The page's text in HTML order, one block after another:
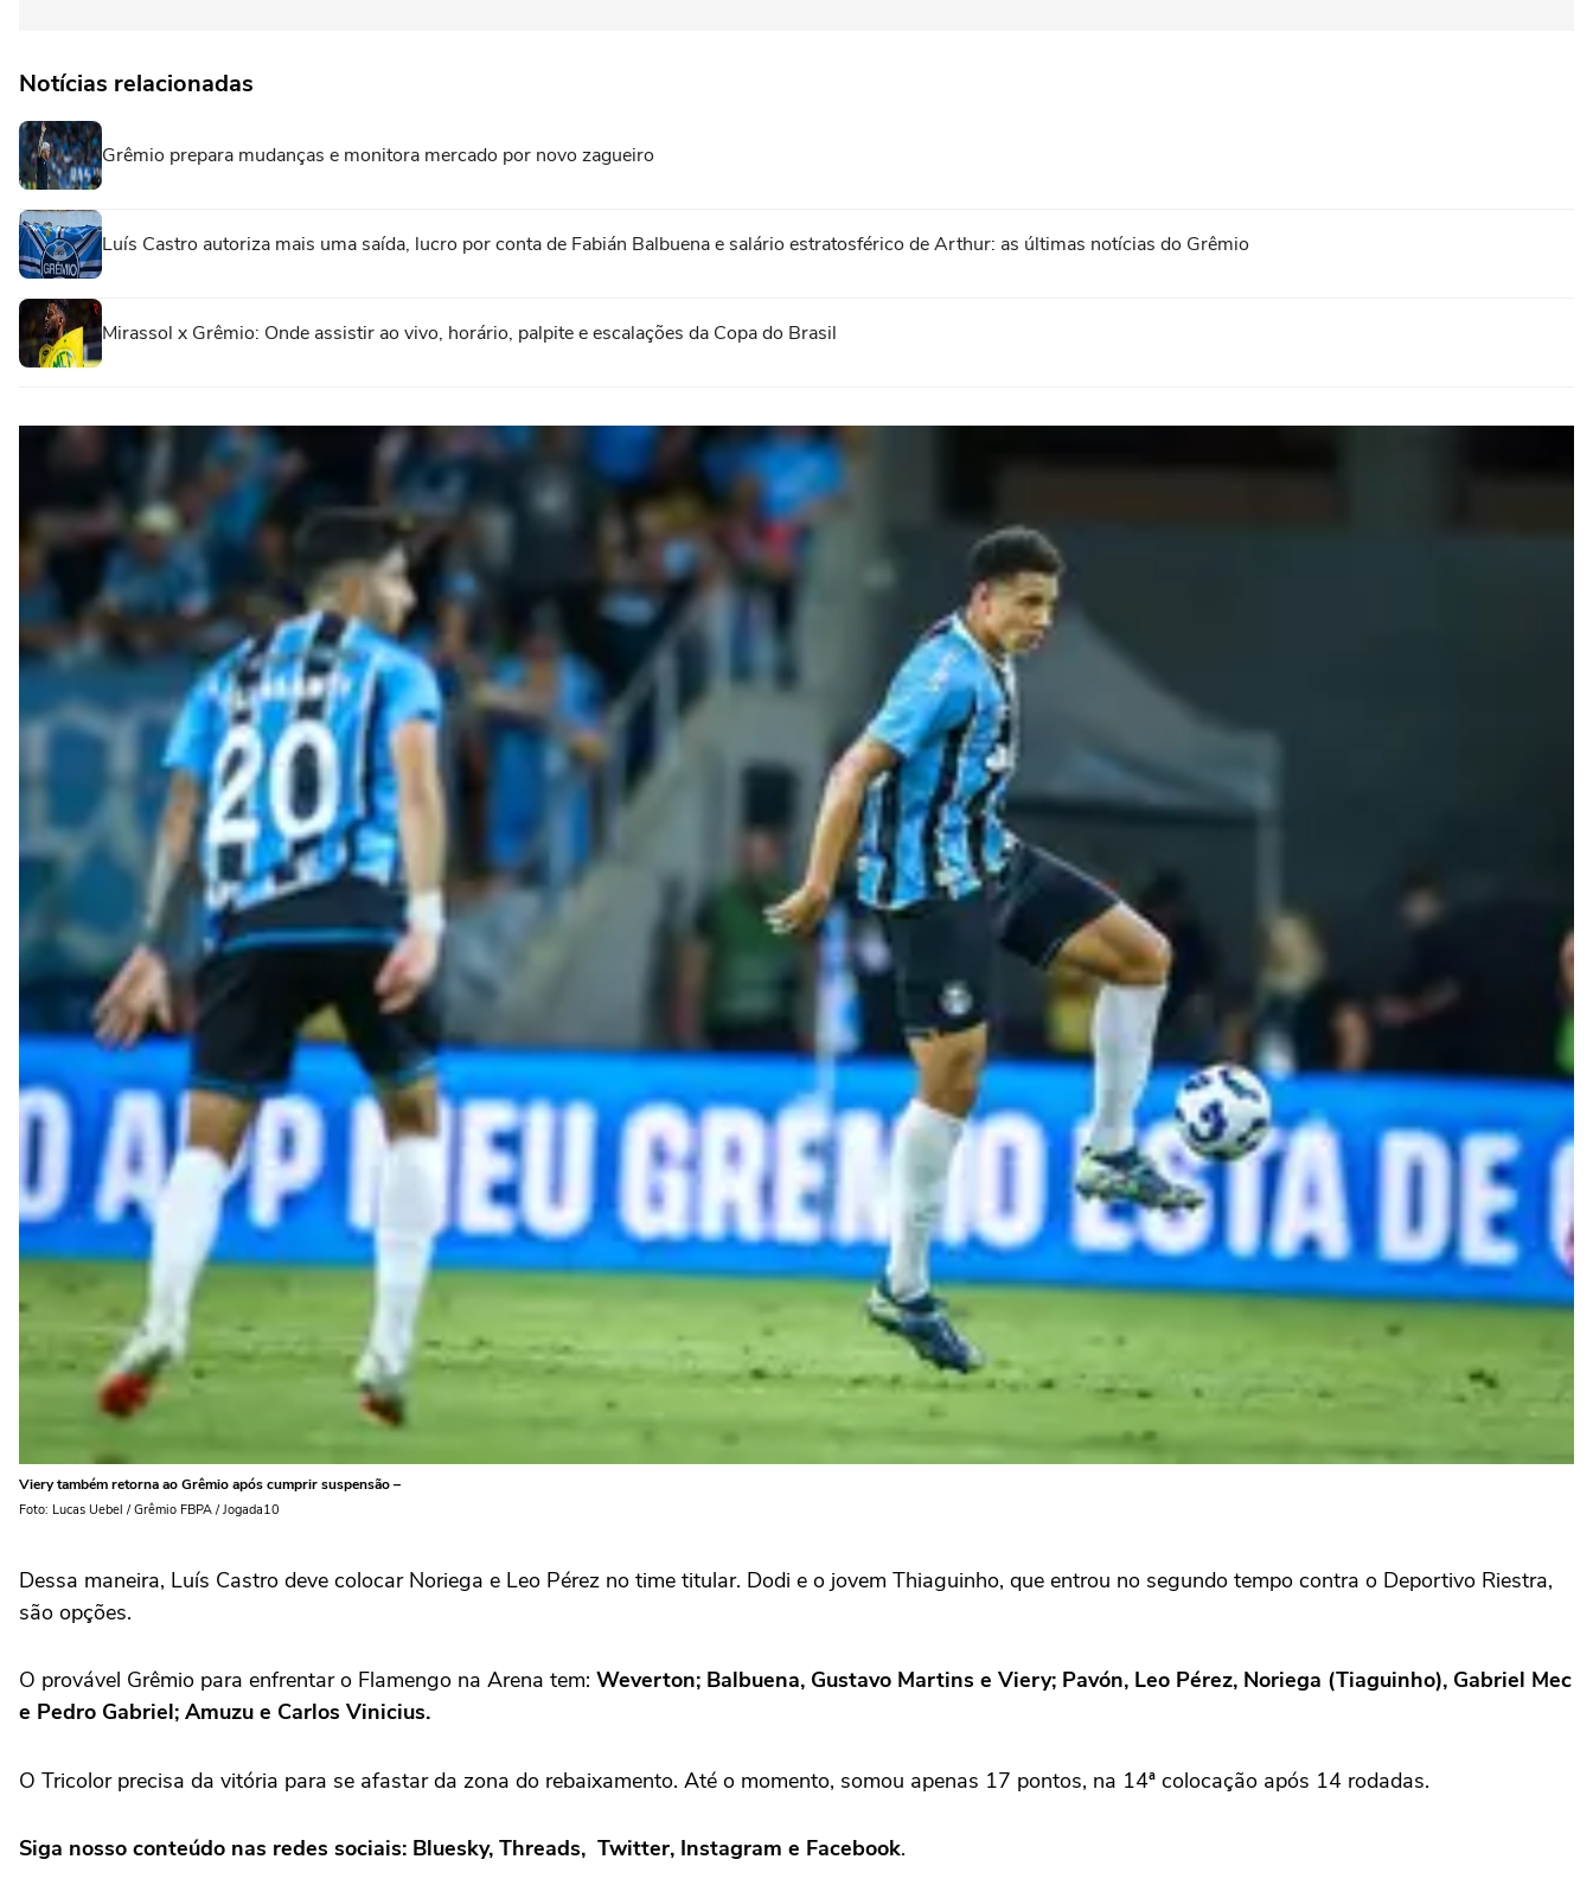
Notícias relacionadas
Grêmio prepara mudanças e monitora mercado por novo zagueiro
Luís Castro autoriza mais uma saída, lucro por conta de Fabián Balbuena e salário estratosférico de Arthur: as últimas notícias do Grêmio
Mirassol x Grêmio: Onde assistir ao vivo, horário, palpite e escalações da Copa do Brasil
Viery também retorna ao Grêmio após cumprir suspensão –
Foto: Lucas Uebel / Grêmio FBPA / Jogada10
Dessa maneira, Luís Castro deve colocar Noriega e Leo Pérez no time titular. Dodi e o jovem Thiaguinho, que entrou no segundo tempo contra o Deportivo Riestra,
são opções.
O provável Grêmio para enfrentar o Flamengo na Arena tem: Weverton; Balbuena, Gustavo Martins e Viery; Pavón, Leo Pérez, Noriega (Tiaguinho), Gabriel Mec
e Pedro Gabriel; Amuzu e Carlos Vinicius.
O Tricolor precisa da vitória para se afastar da zona do rebaixamento. Até o momento, somou apenas 17 pontos, na 14ª colocação após 14 rodadas.
Siga nosso conteúdo nas redes sociais: Bluesky, Threads, Twitter, Instagram e Facebook.